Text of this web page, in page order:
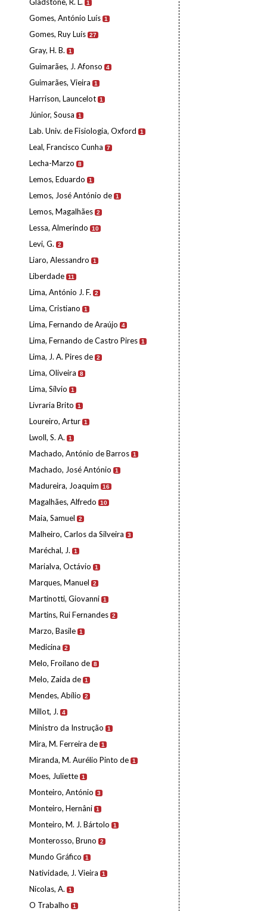
1
Gomes, António Luís 1
Gomes, Ruy Luís 27
Gray, H. B. 1
Guimarães, J. Afonso 4
Guimarães, Vieira 1
Harrison, Launcelot 1
Júnior, Sousa 1
Lab. Univ. de Fisiologia, Oxford 1
Leal, Francisco Cunha 7
Lecha-Marzo 8
Lemos, Eduardo 1
Lemos, José António de 1
Lemos, Magalhães 2
Lessa, Almerindo 10
Levi, G. 2
Liaro, Alessandro 1
Liberdade 11
Lima, António J. F. 2
Lima, Cristiano 1
Lima, Fernando de Araújo 4
Lima, Fernando de Castro Pires 1
Lima, J. A. Pires de 2
Lima, Oliveira 8
Lima, Sílvio 1
Livraria Brito 1
Loureiro, Artur 1
Lwoll, S. A. 1
Machado, António de Barros 1
Machado, José António 1
Madureira, Joaquim 16
Magalhães, Alfredo 10
Maia, Samuel 2
Malheiro, Carlos da Silveira 3
Maréchal, J. 1
Marialva, Octávio 1
Marques, Manuel 2
Martinotti, Giovanni 1
Martins, Rui Fernandes 2
Marzo, Basile 1
Medicina 2
Melo, Froilano de 8
Melo, Zaida de 1
Mendes, Abílio 2
Millot, J. 4
Ministro da Instrução 1
Mira, M. Ferreira de 1
Miranda, M. Aurélio Pinto de 1
Moes, Juliette 1
Monteiro, António 3
Monteiro, Hernâni 1
Monteiro, M. J. Bártolo 1
Monterosso, Bruno 2
Mundo Gráfico 1
Natividade, J. Vieira 1
Nicolas, A. 1
O Trabalho 1